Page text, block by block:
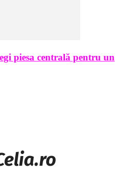
piesa centrală pentru un